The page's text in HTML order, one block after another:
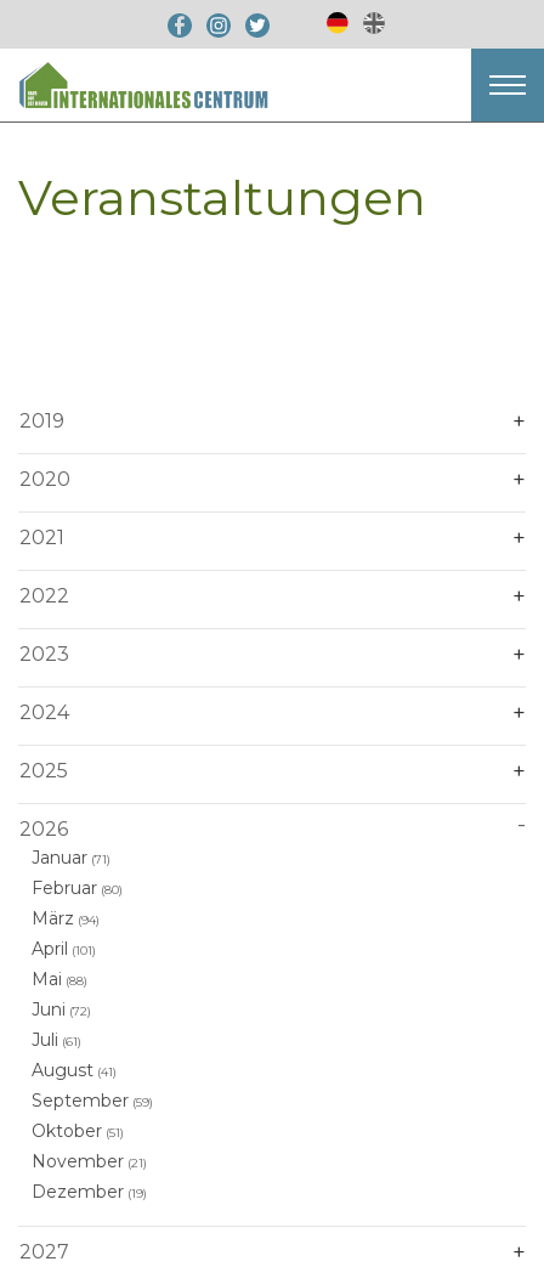
Veranstaltungen
2019
2020
2021
2022
2023
2024
2025
2026
Januar (71)
Februar (80)
März (94)
April (101)
Mai (88)
Juni (72)
Juli (61)
August (41)
September (59)
Oktober (51)
November (21)
Dezember (19)
2027